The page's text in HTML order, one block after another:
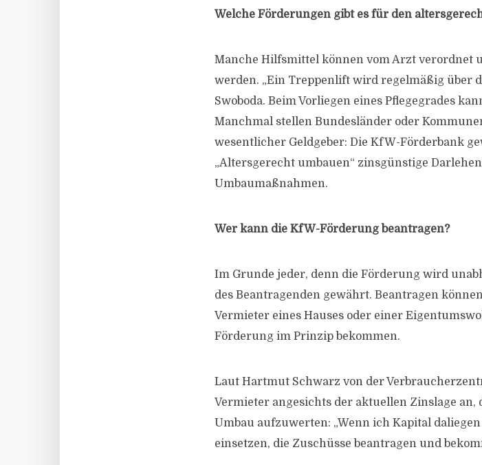
Welche Förderungen gibt es für den
Manche Hilfsmittel können vom Arzt verordnet
werden. „Ein Treppenlift wird regelmäßig über
Swoboda. Beim Vorliegen eines Pflegegrades
Manchmal stellen Bundesländer oder
wesentlicher Geldgeber: Die KfW-Förderbank
„Altersgerecht umbauen“ zinsgünstige
Umbaumaßnahmen.
Wer kann die KfW-Förderung beantragen?
Im Grunde jeder, denn die Förderung wird
des Beantragenden gewährt. Beantragen
Vermieter eines Hauses oder einer
Förderung im Prinzip bekommen.
Laut Hartmut Schwarz von der
Vermieter angesichts der aktuellen Zinslage
Umbau aufzuwerten: „Wenn ich Kapital
einsetzen, die Zuschüsse beantragen und